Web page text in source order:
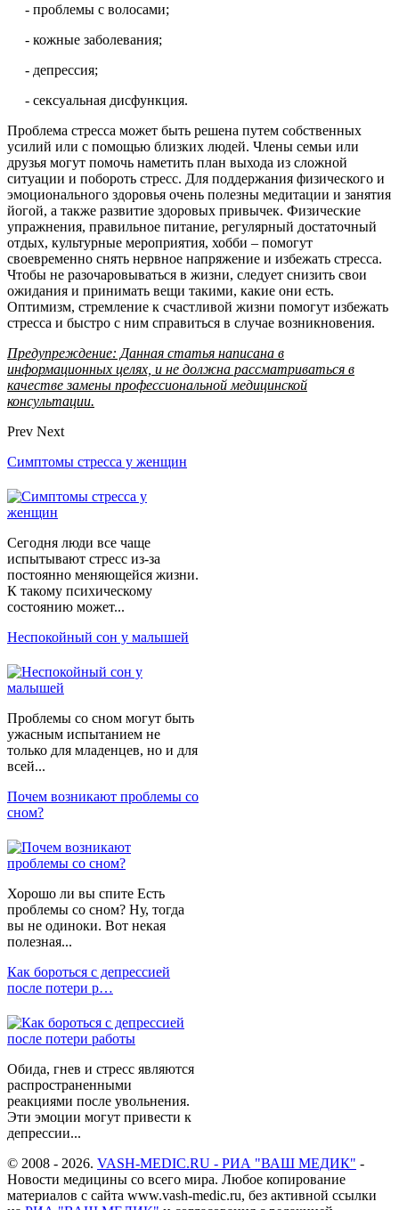
- проблемы с волосами;
- кожные заболевания;
- депрессия;
- сексуальная дисфункция.
Проблема стресса может быть решена путем собственных
усилий или с помощью близких людей. Члены семьи или
друзья могут помочь наметить план выхода из сложной
ситуации и побороть стресс. Для поддержания физического и
эмоционального здоровья очень полезны медитации и занятия
йогой, а также развитие здоровых привычек. Физические
упражнения, правильное питание, регулярный достаточный
отдых, культурные мероприятия, хобби – помогут
своевременно снять нервное напряжение и избежать стресса.
Чтобы не разочаровываться в жизни, следует снизить свои
ожидания и принимать вещи такими, какие они есть.
Оптимизм, стремление к счастливой жизни помогут избежать
стресса и быстро с ним справиться в случае возникновения.
Предупреждение: Данная статья написана в
информационных целях, и не должна рассматриваться в
качестве замены профессиональной медицинской
консультации.
Prev Next
Симптомы стресса у женщин
Сегодня люди все чаще
испытывают стресс из-за
постоянно меняющейся жизни.
К такому психическому
состоянию может...
Неспокойный сон у малышей
Проблемы со сном могут быть
ужасным испытанием не
только для младенцев, но и для
всей...
Почем возникают проблемы со
сном?
Хорошо ли вы спите Есть
проблемы со сном? Ну, тогда
вы не одиноки. Вот некая
полезная...
Как бороться с депрессией
после потери р…
Обида, гнев и стресс являются
распространенными
реакциями после увольнения.
Эти эмоции могут привести к
депрессии...
© 2008 - 2026. VASH-MEDIC.RU - РИА "ВАШ МЕДИК" -
Новости медицины со всего мира. Любое копирование
материалов с сайта www.vash-medic.ru, без активной ссылки